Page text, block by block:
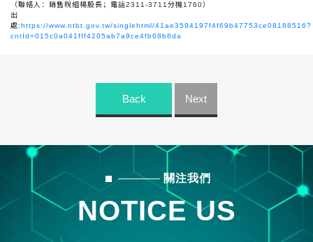
（聯絡人：銷售稅組楊股長；電話2311-3711分機1760）
出
處:https://www.ntbt.gov.tw/singlehtml/41ae3594197f4f69b47753ce08188516?
cntId=015c0a041fff4205ab7a9ce4fb68b8da
Back Next
關注我們
NOTICE US